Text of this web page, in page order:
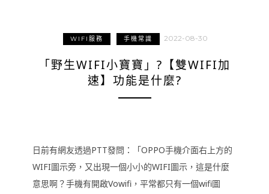
WIFI服務 手機常識 2022-08-30
「野生WIFI小寶寶」?【雙WIFI加
速】功能是什麼?
日前有網友透過PTT發問：「OPPO手機介面右上方的
WIFI圖示旁，又出現一個小小的WIFI圖示，這是什麼
意思啊？手機有開啟Vowifi，平常都只有一個wifi圖